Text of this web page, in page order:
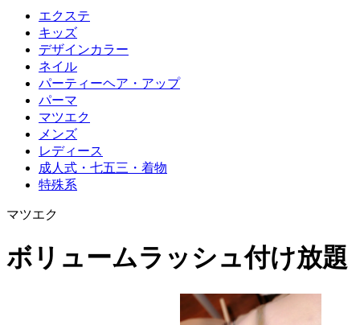
エクステ
キッズ
デザインカラー
ネイル
パーティーヘア・アップ
パーマ
マツエク
メンズ
レディース
成人式・七五三・着物
特殊系
マツエク
ボリュームラッシュ付け放題